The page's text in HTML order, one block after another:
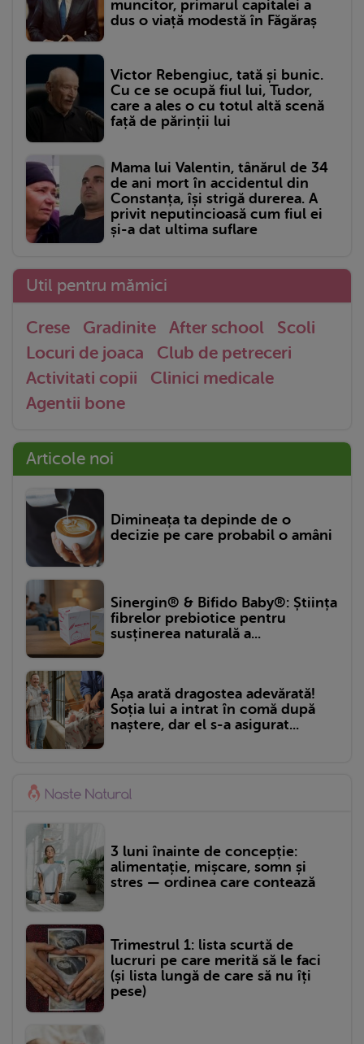
muncitor, primarul capitalei a
dus o viață modestă în Făgăraș
Victor Rebengiuc, tată și bunic.
Cu ce se ocupă fiul lui, Tudor,
care a ales o cu totul altă scenă
față de părinții lui
Mama lui Valentin, tânărul de 34
de ani mort în accidentul din
Constanța, își strigă durerea. A
privit neputincioasă cum fiul ei
și-a dat ultima suflare
Util pentru mămici
Crese Gradinite After school
Scoli
Locuri de joaca
Club de petreceri
Activitati copii
Clinici medicale
Agentii bone
Articole noi
Dimineața ta depinde de o
decizie pe care probabil o amâni
Sinergin® & Bifido Baby®: Știința
fibrelor prebiotice pentru
susținerea naturală a...
Așa arată dragostea adevărată!
Soția lui a intrat în comă după
naștere, dar el s-a asigurat...
3 luni înainte de concepție:
alimentație, mișcare, somn și
stres — ordinea care contează
Trimestrul 1: lista scurtă de
lucruri pe care merită să le faci
(și lista lungă de care să nu îți
pese)